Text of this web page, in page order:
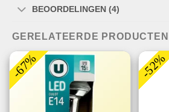
BEOORDELINGEN (4)
GERELATEERDE PRODUCTEN
-67% -52%